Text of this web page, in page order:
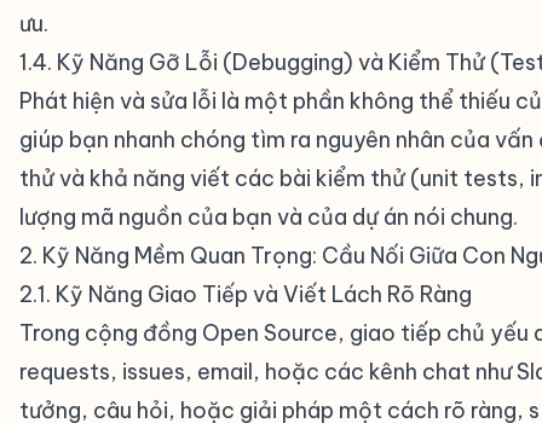
ưu.
1.4. Kỹ Năng Gỡ Lỗi (Debugging) và Kiểm Thử
Phát hiện và sửa lỗi là một phần không thể thiếu
giúp bạn nhanh chóng tìm ra nguyên nhân của
thử và khả năng viết các bài kiểm thử (unit
lượng mã nguồn của bạn và của dự án nói chung.
2. Kỹ Năng Mềm Quan Trọng: Cầu Nối Giữa Con
2.1. Kỹ Năng Giao Tiếp và Viết Lách Rõ Ràng
Trong cộng đồng Open Source, giao tiếp chủ yếu
requests, issues, email, hoặc các kênh chat như
tưởng, câu hỏi, hoặc giải pháp một cách rõ ràng,